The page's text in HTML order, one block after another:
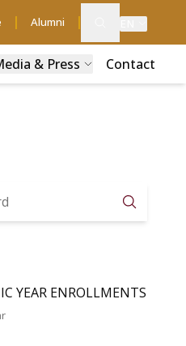
Alumni
& Press Contact
YEAR ENROLLMENTS